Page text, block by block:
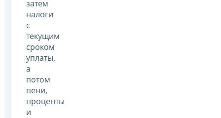
затем
налоги
с
текущим
сроком
уплаты,
а
потом
пени,
проценты
и